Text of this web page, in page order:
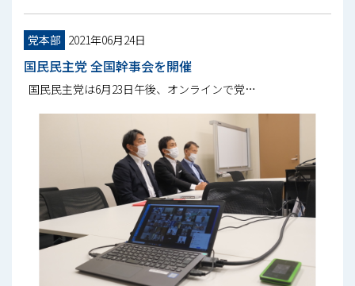
党本部 2021年06月24日
国民民主党 全国幹事会を開催
国民民主党は6月23日午後、オンラインで党…